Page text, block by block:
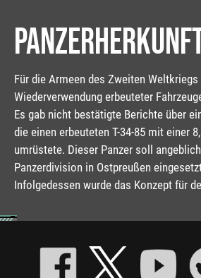
Für die Armeen des Zweiten
Wiederverwendung erbeuteter
Es gab nicht bestätigte Berichte über
die einen erbeuteten T-34-85 mit einer
umrüstete. Dieser Panzer soll
Panzerdivision in Ostpreußen
Infolgedessen wurde das Konzept für